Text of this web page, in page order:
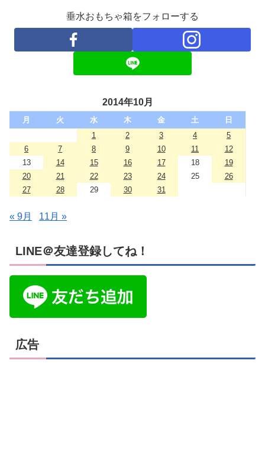
垂水おもちゃ箱をフォローする
2014年10月
月 火 水 木 金 土
日
1
2 3 4
5
6
7 8 9 10 11
12
13
14 15 16 17 18
19
20
21 22 23 24 25
26
27
28 29 30 31
« 9月 11月 »
LINE＠友達登録してね！
広告